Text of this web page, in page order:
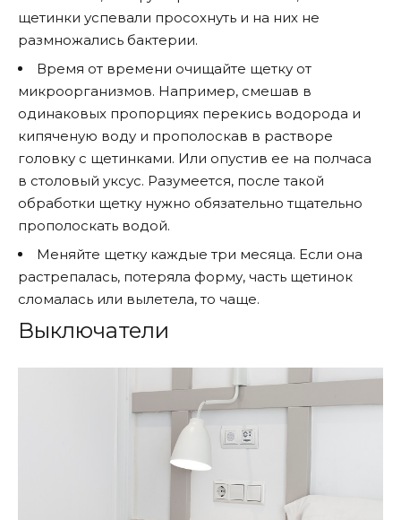
щетинки успевали просохнуть и на них не
размножались бактерии.
Время от времени очищайте щетку от
микроорганизмов. Например, смешав в
одинаковых пропорциях перекись водорода и
кипяченую воду и прополоскав в растворе
головку с щетинками. Или опустив ее на полчаса
в столовый уксус. Разумеется, после такой
обработки щетку нужно обязательно тщательно
прополоскать водой.
Меняйте щетку каждые три месяца. Если она
растрепалась, потеряла форму, часть щетинок
сломалась или вылетела, то чаще.
Выключатели